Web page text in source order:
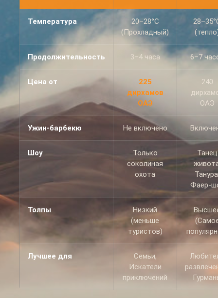
Любовь из
Канады.
Температура
20–28°C
(Прохладный)
Продолжительность 3–4 часа 6–7
Цена от
225
дирхамов
ОАЭ
240
ОАЭ
Ужин-барбекю Не включено
Шоу
Только
соколиная
охота
Танец
Фаер-
Толпы
Низкий
(меньше
туристов)
Лучшее для
Семьи,
Искатели
приключений